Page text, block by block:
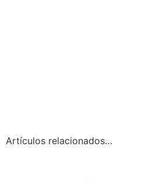
Artículos relacionados…